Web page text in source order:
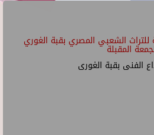
الشعبي المصري بقبة الغوري
المقبلة
الفنى بقبة الغورى